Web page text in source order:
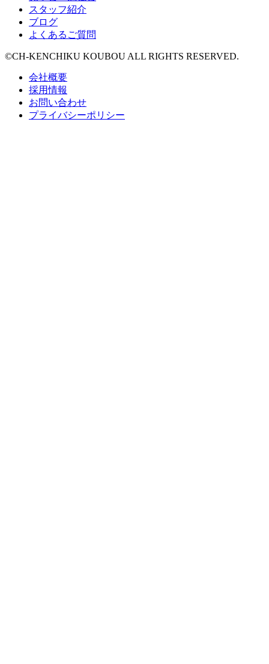
スタッフ紹介
ブログ
よくあるご質問
©CH-KENCHIKU KOUBOU ALL RIGHTS RESERVED.
会社概要
採用情報
お問い合わせ
プライバシーポリシー